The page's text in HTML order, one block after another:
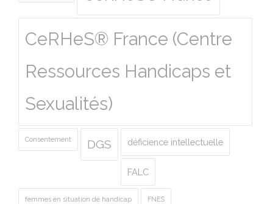
CeRHeS® France (Centre
Ressources Handicaps et
Sexualités)
Consentement DGS déficience intellectuelle
FALC
femmes en situation de handicap FNES